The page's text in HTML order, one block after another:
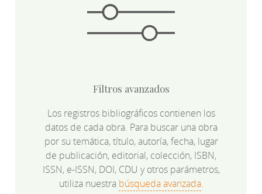
Filtros avanzados
Los registros bibliográficos contienen los
datos de cada obra. Para buscar una obra
por su temática, título, autoría, fecha, lugar
de publicación, editorial, colección, ISBN,
ISSN, e-ISSN, DOI, CDU y otros parámetros,
utiliza nuestra búsqueda avanzada.